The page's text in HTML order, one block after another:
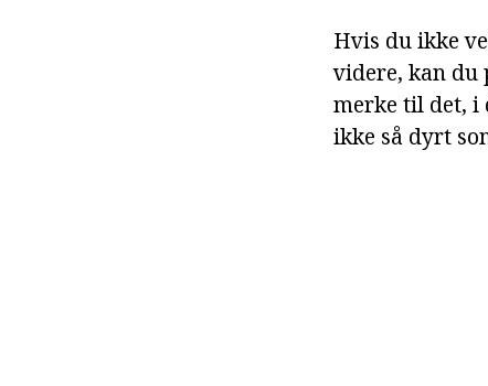
Hvis du ikke
videre, kan du
merke til det, i
ikke så dyrt